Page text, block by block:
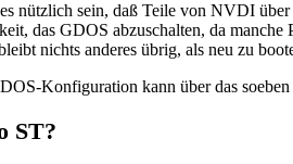
nützlich sein, daß Teile von NVDI
das GDOS abzuschalten, da
nichts anderes übrig, als neu zu
Konfiguration kann über das
ST?